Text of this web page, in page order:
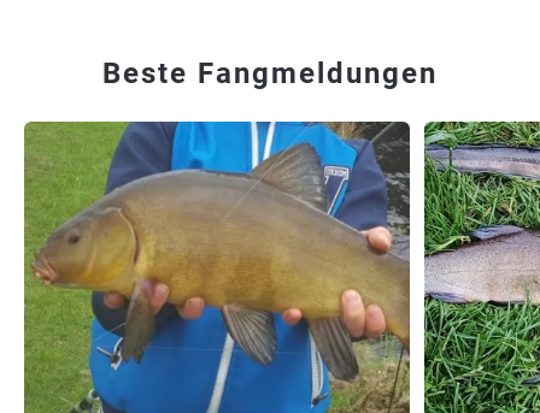
Beste Fangmeldungen